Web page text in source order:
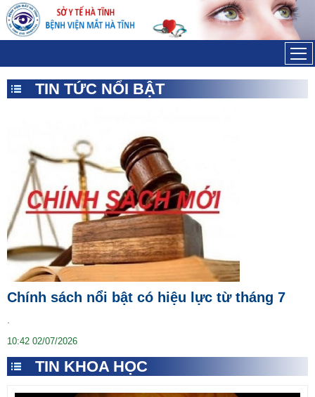
TIN TỨC NỔI BẬT
Chính sách nổi bật có hiệu lực từ tháng 7
10:42 02/07/2026
TIN KHOA HỌC
Đã kết nối EMC